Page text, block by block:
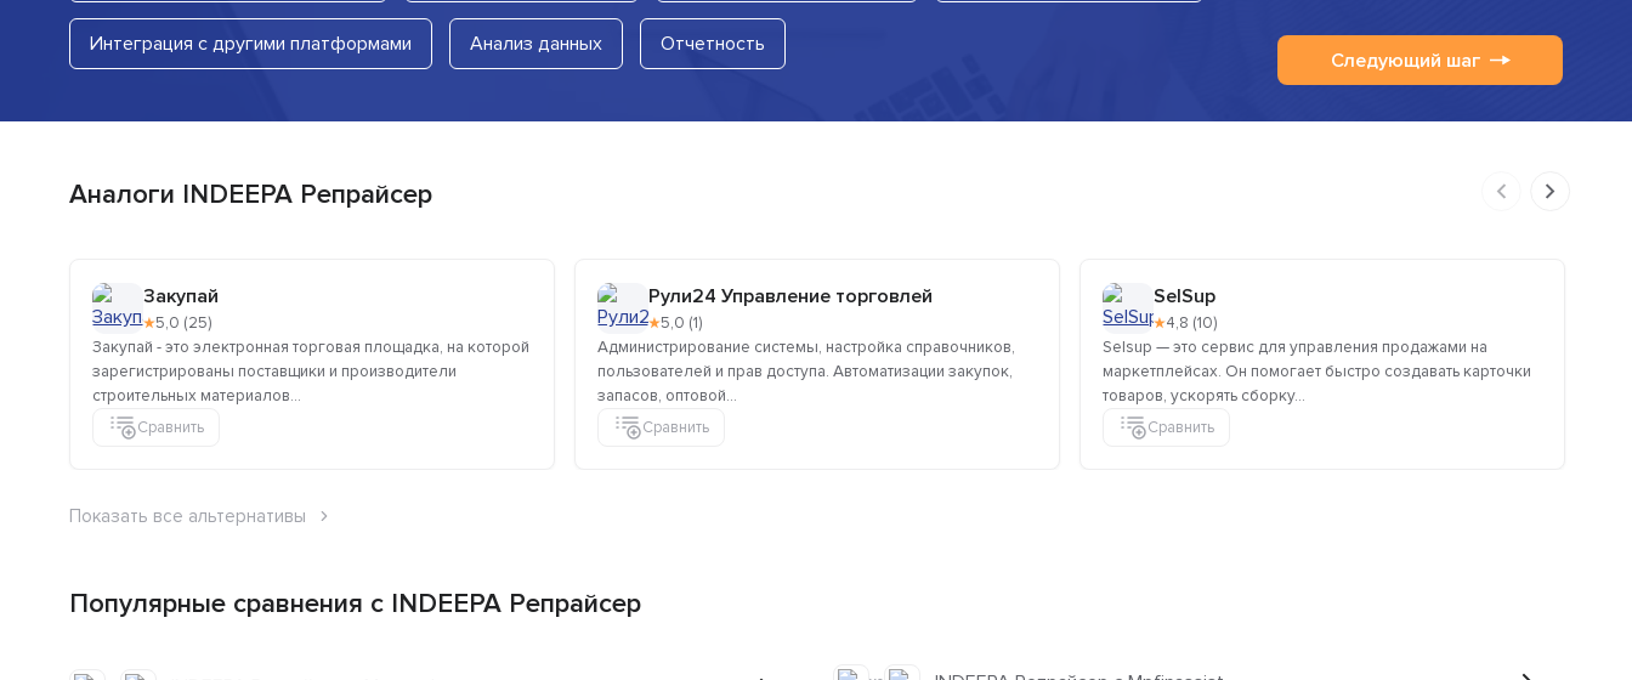
Интеграция с другими платформами Анализ данных Отчетность
Следующий шаг
Аналоги INDEEPA Репрайсер
Закупай
★5,0 (25)
Закупай - это электронная торговая площадка, на которой
зарегистрированы поставщики и производители
строительных материалов...
Сравнить
Рули24 Управление торговлей
★5,0 (1)
Администрирование системы, настройка справочников,
пользователей и прав доступа. Автоматизации закупок,
запасов, оптовой...
Сравнить
SelSup
★4,8 (10)
Selsup — это сервис для управления продажами на
маркетплейсах. Он помогает быстро создавать карточки
товаров, ускорять сборку...
Сравнить
Показать все альтернативы
Популярные сравнения с INDEEPA Репрайсер